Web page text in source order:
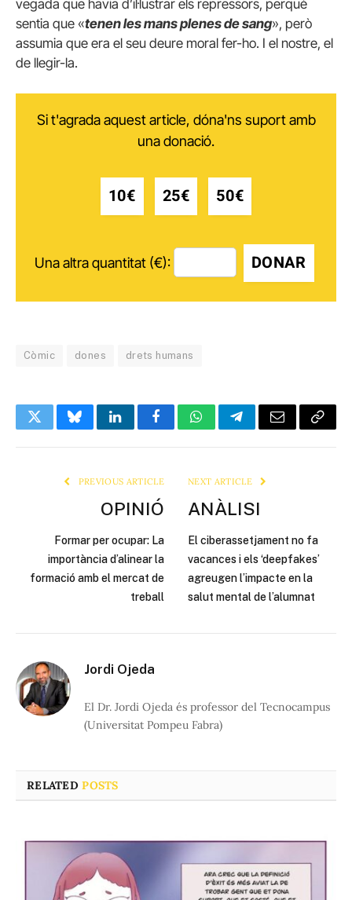
vegada que havia d’il·lustrar els repressors, perquè
sentia que «tenen les mans plenes de sang», però
assumia que era el seu deure moral fer-ho. I el nostre, el
de llegir-la.
Si t'agrada aquest article, dóna'ns suport amb
una donació.
10€ 25€ 50€
Una altra quantitat (€): DONAR
Còmic dones drets humans
TwitterBlueskyLinkedInFacebookWhatsAppTelegramEmail Copy
PREVIOUS ARTICLE
OPINIÓ
Formar per ocupar: La
importància d’alinear la
formació amb el mercat de
treball
NEXT ARTICLE
ANÀLISI
El ciberassetjament no fa
vacances i els ‘deepfakes’
agreugen l’impacte en la
salut mental de l’alumnat
Jordi Ojeda
El Dr. Jordi Ojeda és professor del Tecnocampus
(Universitat Pompeu Fabra)
RELATEDPOSTS